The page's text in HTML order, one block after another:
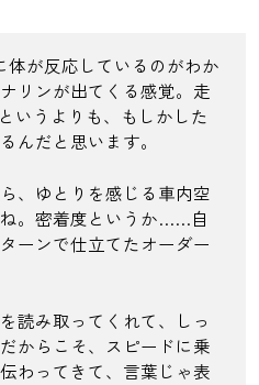
体が反応しているのがわか
リンが出てくる感覚。走
うよりも、もしかした
んだと思います。
、ゆとりを感じる車内空
。密着度というか……自
ーンで仕立てたオーダー
読み取ってくれて、しっ
からこそ、スピードに乗
わってきて、言葉じゃ表